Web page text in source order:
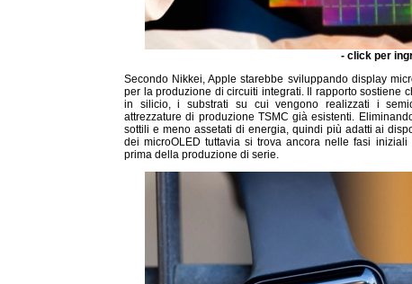
- click per
Secondo Nikkei, Apple starebbe sviluppando display
per la produzione di circuiti integrati. Il rapporto sostiene
in silicio, i substrati su cui vengono realizzati i
attrezzature di produzione TSMC già esistenti.
sottili e meno assetati di energia, quindi più adatti ai
dei microOLED tuttavia si trova ancora nelle fasi
prima della produzione di serie.